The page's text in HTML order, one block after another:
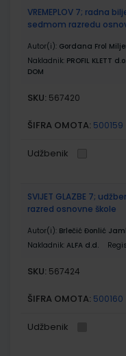
VREMEPLOV 7; radna
sedmom razredu
Autor(i): Gordana Frol
Nakladnik: PROFIL KLETT
DOM
SKU: 567420
ŠIFRA OMOTA: 500159
Udžbenik
SVIJET GLAZBE 7;
razred osnovne škole
Autor(i): Brlečić Đonlić
Nakladnik: ALFA d.d.
SKU: 567424
ŠIFRA OMOTA: 500160
Udžbenik